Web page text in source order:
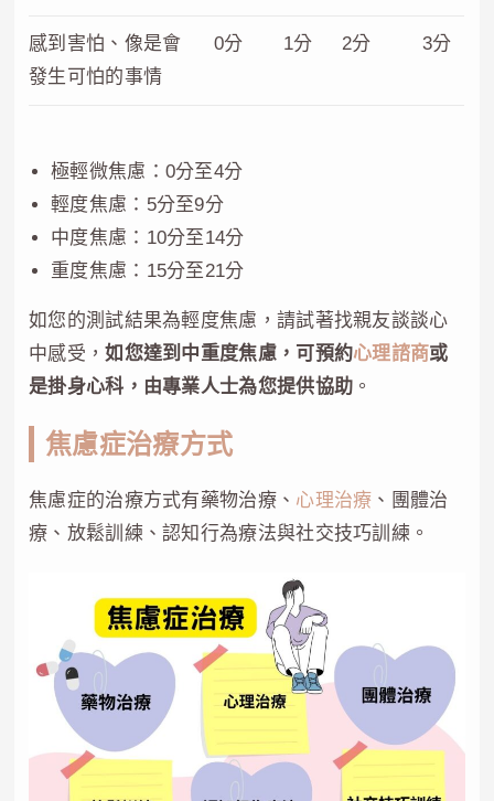
感到害怕、像是會
發生可怕的事情
0分 1分 2分 3分
極輕微焦慮：0分至4分
輕度焦慮：5分至9分
中度焦慮：10分至14分
重度焦慮：15分至21分
如您的測試結果為輕度焦慮，請試著找親友談談心
中感受，如您達到中重度焦慮，可預約心理諮商或
是掛身心科，由專業人士為您提供協助 。
焦慮症治療方式
焦慮症的治療方式有藥物治療、 心理治療 、團體治
療、放鬆訓練、認知行為療法與社交技巧訓練。